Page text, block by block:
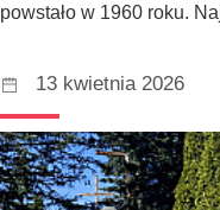
powstało w 1960 roku.
13 kwietnia 2026